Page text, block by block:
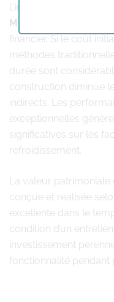
L’investissement dans
Mettet
financier. Si le coût
méthodes
durée sont
construction diminue
indirects. Les
exceptionnelles
significatives sur les
refroidissement.
La valeur patrimoniale
conçue et réalisée
excellente dans le
condition d’un
investissement
fonctionnalité pendant